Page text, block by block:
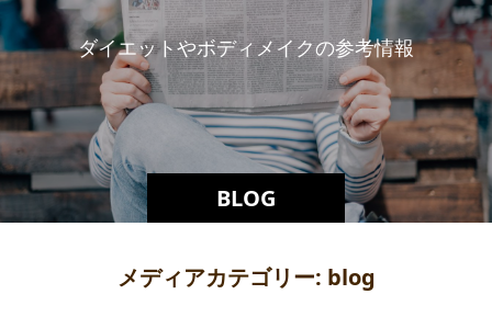
BLOG
ダイエットやボディメイクの参考情報
メディアカテゴリー: blog